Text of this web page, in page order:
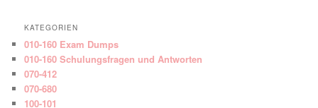
KATEGORIEN
010-160 Exam Dumps
010-160 Schulungsfragen und Antworten
070-412
070-680
100-101